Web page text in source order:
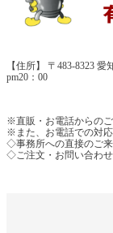
【住所】 〒483-8323
pm20：00
※直販・お電話からのご
※また、お電話での対応
◇事務所への直接のご来
◇ご注文・お問い合わせ